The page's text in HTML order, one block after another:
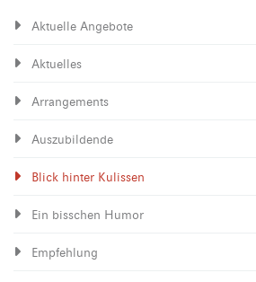
Aktuelle Angebote
Aktuelles
Arrangements
Auszubildende
Blick hinter Kulissen
Ein bisschen Humor
Empfehlung